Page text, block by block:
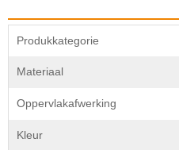
Produkkategorie
Materiaal
Oppervlakafwerking
Kleur